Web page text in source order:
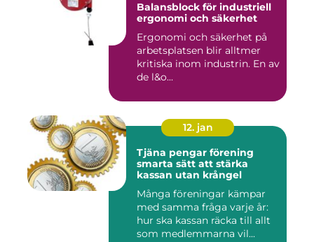
Balansblock för industriell
ergonomi och säkerhet
Ergonomi och säkerhet på
arbetsplatsen blir alltmer
kritiska inom industrin. En av
de l&o...
12. jan
Tjäna pengar förening
smarta sätt att stärka
kassan utan krångel
Många föreningar kämpar
med samma fråga varje år:
hur ska kassan räcka till allt
som medlemmarna vil...